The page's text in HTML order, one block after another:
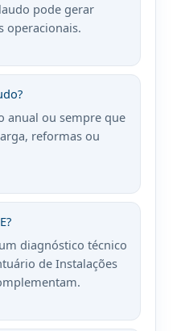
pode gerar
operacionais.
anual ou sempre que
reformas ou
diagnóstico técnico
de Instalações